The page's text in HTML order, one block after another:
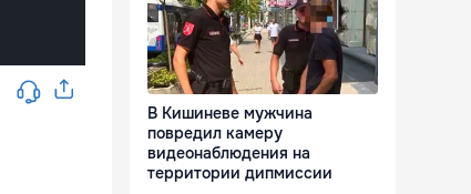
В Кишиневе мужчина
повредил камеру
видеонаблюдения на
территории дипмиссии